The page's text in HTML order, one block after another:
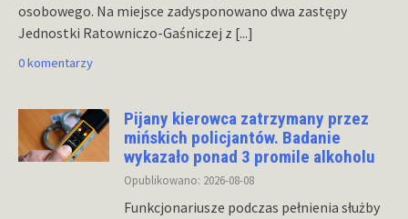
osobowego. Na miejsce zadysponowano dwa zastępy
Jednostki Ratowniczo-Gaśniczej z [...]
0 komentarzy
Pijany kierowca zatrzymany przez
mińskich policjantów. Badanie
wykazało ponad 3 promile alkoholu
Opublikowano: 2026-08-08
Funkcjonariusze podczas pełnienia służby